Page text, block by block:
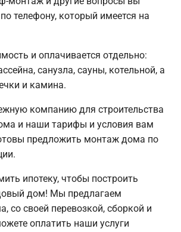
телефону, который имеется на
и оплачивается отдельно:
санузла, сауны, котельной, а
и камина.
компанию для строительства
и наши тарифы и условия вам
предложить монтаж дома по
ипотеку, чтобы построить
дом! Мы предлагаем
со своей перевозкой, сборкой и
оплатить наши услуги